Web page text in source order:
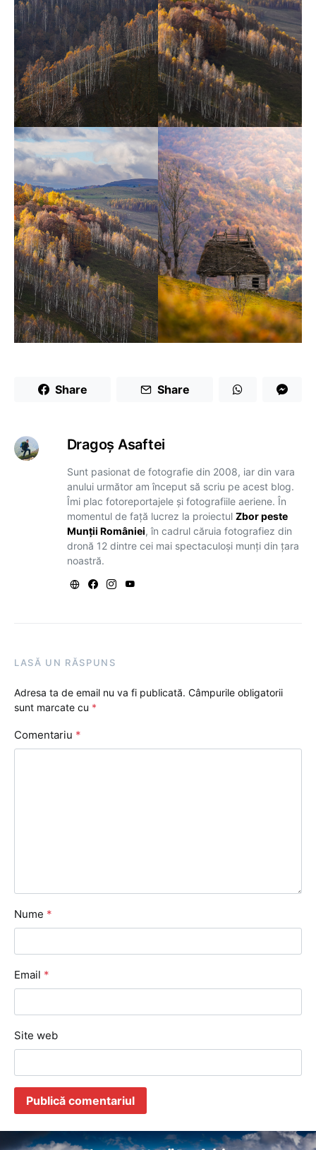
Share Share
Dragoş Asaftei
Sunt pasionat de fotografie din 2008, iar din vara
anului următor am început să scriu pe acest blog.
Îmi plac fotoreportajele și fotografiile aeriene. În
momentul de față lucrez la proiectul Zbor peste
Munții României, în cadrul căruia fotografiez din
dronă 12 dintre cei mai spectaculoși munți din țara
noastră.
LASĂ UN RĂSPUNS
Adresa ta de email nu va fi publicată. Câmpurile obligatorii
sunt marcate cu *
Comentariu *
Nume *
Email *
Site web